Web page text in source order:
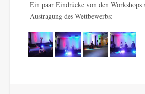
Ein paar Eindrücke von den Workshops
Austragung des Wettbewerbs: